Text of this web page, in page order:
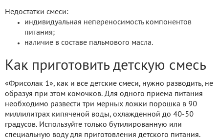
Недостатки смеси:
индивидуальная непереносимость компонентов
питания;
наличие в составе пальмового масла.
Как приготовить детскую смесь
«Фрисолак 1», как и все детские смеси, нужно разводить, не
образуя при этом комочков. Для одного приема питания
необходимо развести три мерных ложки порошка в 90
миллилитрах кипяченой воды, охлажденной до 40-50
градусов. Используйте только бутилированную или
специальную воду для приготовления детского питания.